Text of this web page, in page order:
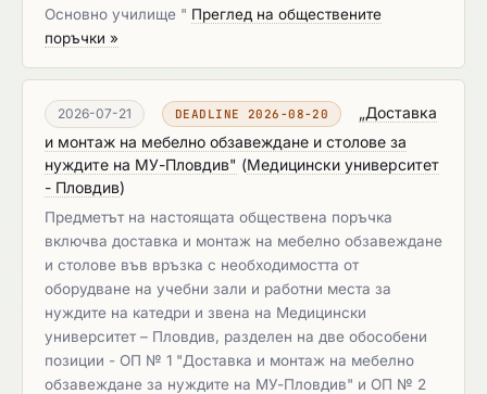
Основно училище " Преглед на обществените
поръчки »
2026-07-21 DEADLINE 2026-08-20
„Доставка
и монтаж на мебелно обзавеждане и столове за
нуждите на МУ-Пловдив" (Медицински университет
- Пловдив)
Предметът на настоящата обществена поръчка
включва доставка и монтаж на мебелно обзавеждане
и столове във връзка с необходимостта от
оборудване на учебни зали и работни места за
нуждите на катедри и звена на Медицински
университет – Пловдив, разделен на две обособени
позиции - ОП № 1 "Доставка и монтаж на мебелно
обзавеждане за нуждите на МУ-Пловдив" и ОП № 2